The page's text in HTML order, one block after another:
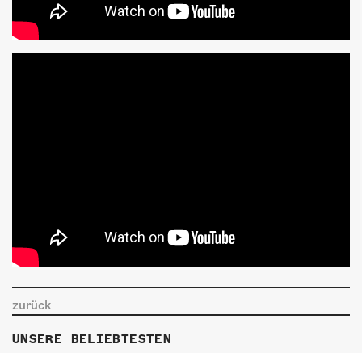
zurück
UNSERE BELIEBTESTEN